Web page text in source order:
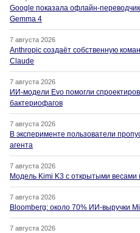
Google показала офлайн-
Gemma 4
7 августа 2026
Anthropic создаёт собственную
Claude
7 августа 2026
ИИ-модели Evo помогли
бактериофагов
7 августа 2026
В эксперименте пользователи
агента
7 августа 2026
Модель Kimi K3 с открытыми весами
7 августа 2026
Bloomberg: около 70% ИИ-выручки
7 августа 2026